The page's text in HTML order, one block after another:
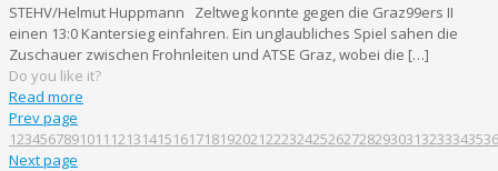
STEHV/Helmut Huppmann Zeltweg konnte gegen die Graz99ers II
einen 13:0 Kantersieg einfahren. Ein unglaubliches Spiel sahen die
Zuschauer zwischen Frohnleiten und ATSE Graz, wobei die […]
Do you like it?
Read more
Prev page
1234567891011 12131415161718192021222324252627282930313233343536
Next page